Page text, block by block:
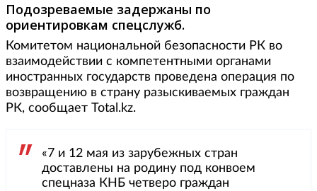
Подозреваемые задержаны по
ориентировкам спецслужб.
Комитетом национальной безопасности РК во
взаимодействии с компетентными органами
иностранных государств проведена операция по
возвращению в страну разыскиваемых граждан
РК, сообщает Total.kz.
«7 и 12 мая из зарубежных стран
доставлены на родину под конвоем
спецназа КНБ четверо граждан